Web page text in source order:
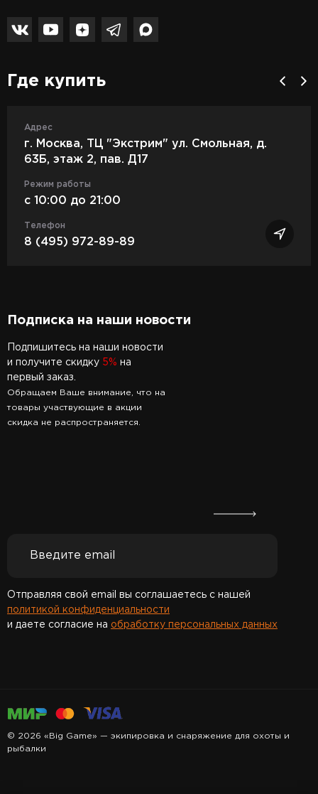
Где купить
Адрес
г. Москва, ТЦ "Экстрим" ул. Смольная, д.
63Б, этаж 2, пав. Д17
Режим работы
c 10:00 до 21:00
Телефон
8 (495) 972-89-89
Подписка на наши новости
Подпишитесь на наши новости
и получите скидку 5% на
первый заказ.
Обращаем Ваше внимание, что на
товары участвующие в акции
скидка не распространяется.
Отправляя свой email вы соглашаетесь с нашей
политикой конфиденциальности
и даете согласие на обработку персональных данных
© 2026 «Big Game» — экипировка и снаряжение для охоты и
рыбалки